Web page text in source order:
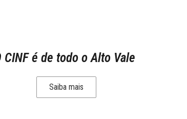
CINF é de todo o Alto Vale
Saiba mais